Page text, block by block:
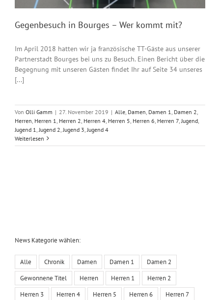
Gegenbesuch in Bourges – Wer kommt mit?
Im April 2018 hatten wir ja französische TT-Gäste aus unserer
Partnerstadt Bourges bei uns zu Besuch. Einen Bericht über die
Begegnung mit unseren Gästen findet Ihr auf Seite 34 unseres
[...]
Von Olli Gamm | 27. November 2019 | Alle Damen Damen 1 Damen 2
Herren Herren 1 Herren 2 Herren 4 Herren 5 Herren 6 Herren 7 Jugend
Jugend 1 Jugend 2 Jugend 3 Jugend 4
Weiterlesen
News Kategorie wählen:
Alle Chronik Damen Damen 1 Damen 2
Gewonnene Titel Herren Herren 1 Herren 2
Herren 3 Herren 4 Herren 5 Herren 6 Herren 7